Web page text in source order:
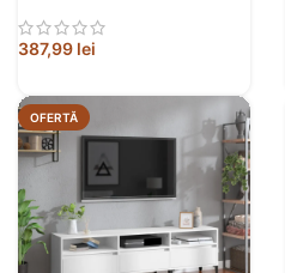
387,99 lei
OFERTĂ